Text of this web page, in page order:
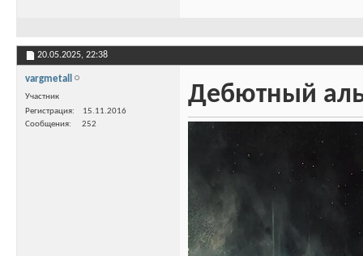
20.05.2025, 22:38
vargmetall
Участник
Регистрация
15.11.2016
Сообщения
252
Дебютный